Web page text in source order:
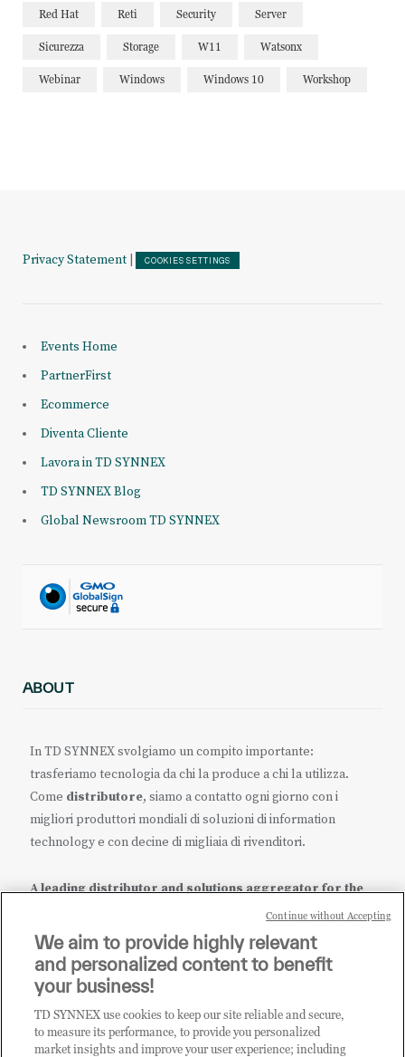
Red Hat Reti Security Server
Sicurezza Storage W11 Watsonx
Webinar Windows Windows 10 Workshop
Privacy Statement COOKIES SETTINGS
Events Home
PartnerFirst
Ecommerce
Diventa Cliente
Lavora in TD SYNNEX
TD SYNNEX Blog
Global Newsroom TD SYNNEX
ABOUT
In TD SYNNEX svolgiamo un compito importante:
trasferiamo tecnologia da chi la produce a chi la utilizza.
Come distributore, siamo a contatto ogni giorno con i
migliori produttori mondiali di soluzioni di information
technology e con decine di migliaia di rivenditori.
A leading distributor and solutions aggregator for the
it.tdsynnex.com|eu.tdsynnex.com|tdsynnex.com
CATEGORIE
We aim to provide highly relevant
and personalized content to benefit
your business!
TD SYNNEX use cookies to keep our site reliable and secure,
to measure its performance, to provide you personalized
market insights and improve your user experience; including
Continue without Accepting